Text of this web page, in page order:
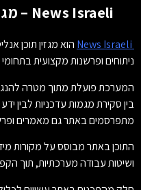
News Israeli – מגזין תוכן, חדשות ומומחים
הוא מגזין תוכן
ניתוחים ופרשנות מקצועית
המערכת פועלת מתוך מטרה
בין סקירת מגמות עדכניות לבין
מתפרסמים באתר גם מאמרים
התוכן באתר מבוסס על מקורות מידע
ושיטות עבודה מערכתיות, תוך